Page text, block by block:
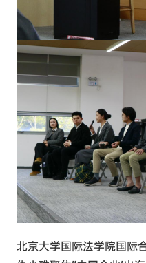
北京大学国际法学院国际